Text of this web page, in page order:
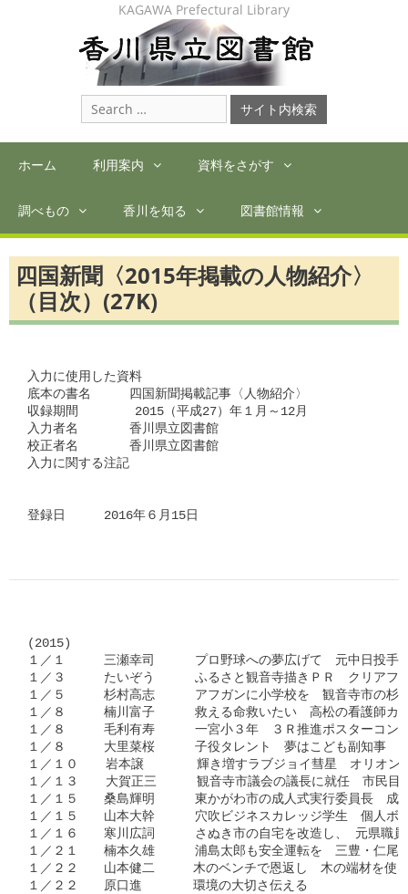
KAGAWA Prefectural Library
Search
for:
ホーム 利用案内 資料をさがす
調べもの 香川を知る 図書館情報
四国新聞〈2015年掲載の人物紹介〉
（目次）(27K)
入力に使用した資料
底本の書名　　　四国新聞掲載記事〈人物紹介〉
収録期間　      2015（平成27）年１月～12月
入力者名　　　　香川県立図書館
校正者名　　　　香川県立図書館
入力に関する注記
(2015)
１／１　　　三瀬幸司　　  プロ野球への夢広げて　元中日投手
１／３　　　たいぞう　　  ふるさと観音寺描きＰＲ　クリア
１／５　　　杉村高志　　  アフガンに小学校を　観音寺
１／８　　　楠川富子　　  救える命救いたい　高松の看護師カ
１／８　　　毛利有寿　　  一宮小３年　３Ｒ推進ポスターコン
１／８　　　大里菜桜　　  子役タレント　夢はこども副知事
１／１０　  岩本譲　　　  輝き増すラブジョ
１／１３　  大賀正三　　  観音寺市議会の議長
１／１５　　桑島輝明　　  東かがわ市の成人式実行委員長　
１／１５　　山本大幹　　  穴吹ビジネスカレッジ学生　個人ボ
１／１６　　寒川広詞　　  さぬき市の自宅を改造し、 元県職
１／２１　　楠本久雄　　  浦島太郎も安全運転を　三豊・仁尾
１／２２　　山本健二　　　木のベンチで恩返し　木の端材を使
１／２２　　原口進　　　　環境の大切さ伝える